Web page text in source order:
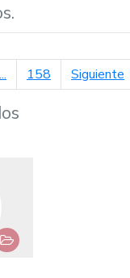
... 158 Siguiente